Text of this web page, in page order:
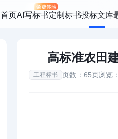
首页AI写标书定制标书投标文库
高标准农田
工程标书 页数：65页浏览